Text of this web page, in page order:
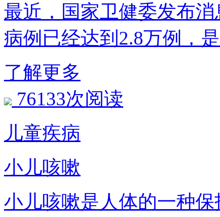
最近，国家卫健委发布
病例已经达到2.8万例
了解更多
76133次阅读
儿童疾病
小儿咳嗽
小儿咳嗽是人体的一种